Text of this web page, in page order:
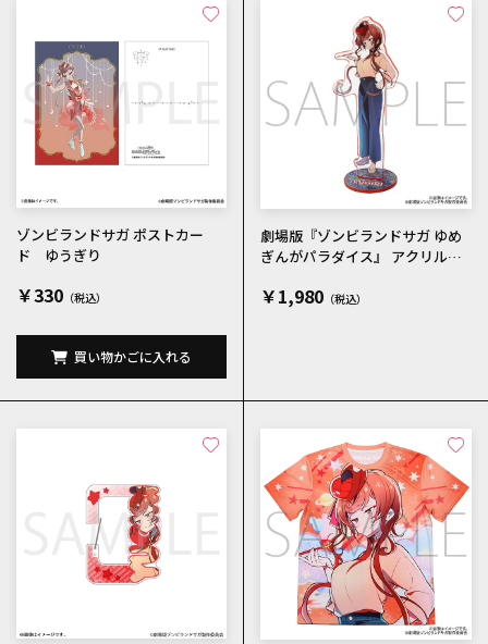
ゾンビランドサガ ポストカー
ド ゆうぎり
￥330
買い物かごに入れる
劇場版『ゾンビランドサガ ゆめ
ぎんがパラダイス』 アクリルス
ュアル
￥1,980